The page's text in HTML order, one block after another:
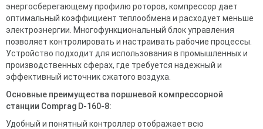
энергосберегающему профилю роторов, компрессор дает
оптимальный коэффициент теплообмена и расходует меньше
электроэнергии. Многофункциональный блок управления
позволяет контролировать и настраивать рабочие процессы.
Устройство подходит для использования в промышленных и
производственных сферах, где требуется надежный и
эффективный источник сжатого воздуха.
Основные преимущества поршневой компрессорной
станции Comprag D-160-8:
Удобный и понятный контроллер отображает всю